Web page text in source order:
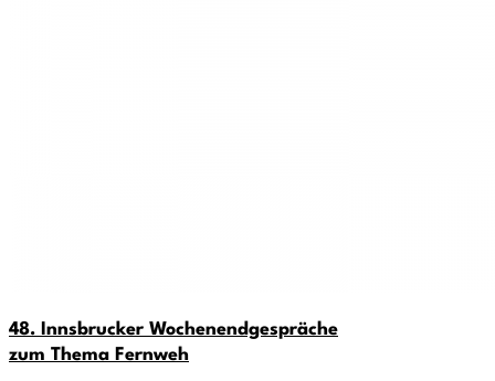
48. Innsbrucker Wochenendgespräche
zum Thema Fernweh